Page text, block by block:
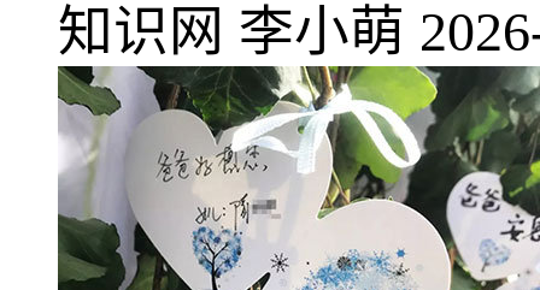
知识网 李小萌